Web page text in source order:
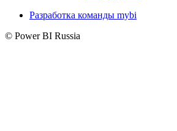
Разработка команды mybi
© Power BI Russia